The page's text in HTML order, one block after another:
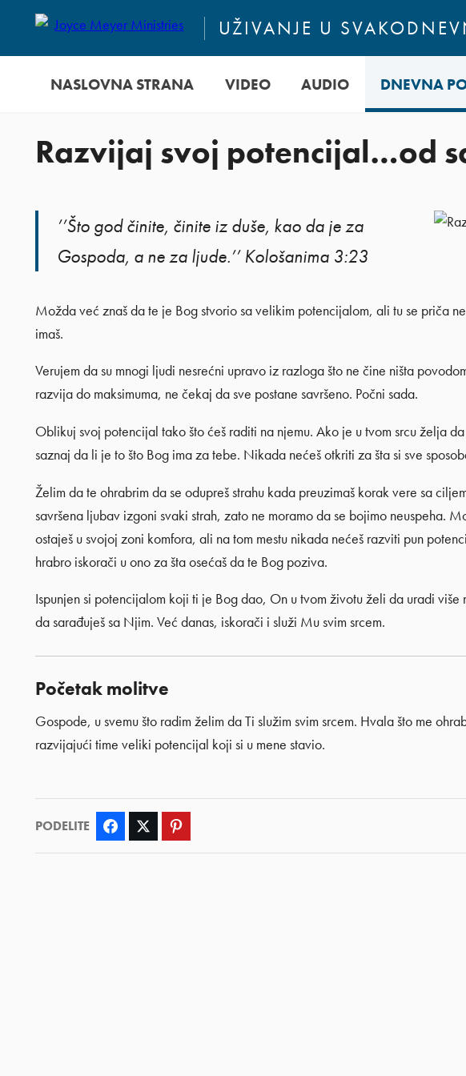
UŽIVANJE U
NASLOVNA STRANA VIDEO AUDIO DNEVNA
Razvijaj svoj potencijal…od
’’Što god činite, činite iz duše, kao da je za
Gospoda, a ne za ljude.’’ Kološanima 3:23
Možda već znaš da te je Bog stvorio sa velikim potencijalom, ali tu se priča
imaš.
Verujem da su mnogi ljudi nesrećni upravo iz razloga što ne čine ništa
razvija do maksimuma, ne čekaj da sve postane savršeno. Počni sada.
Oblikuj svoj potencijal tako što ćeš raditi na njemu. Ako je u tvom srcu želja
saznaj da li je to što Bog ima za tebe. Nikada nećeš otkriti za šta si sve
Želim da te ohrabrim da se odupreš strahu kada preuzimaš korak vere sa
savršena ljubav izgoni svaki strah, zato ne moramo da se bojimo neuspeha.
ostaješ u svojoj zoni komfora, ali na tom mestu nikada nećeš razviti pun
hrabro iskorači u ono za šta osećaš da te Bog poziva.
Ispunjen si potencijalom koji ti je Bog dao, On u tvom životu želi da uradi
da sarađuješ sa Njim. Već danas, iskorači i služi Mu svim srcem.
Početak molitve
Gospode, u svemu što radim želim da Ti služim svim srcem. Hvala što me
razvijajući time veliki potencijal koji si u mene stavio.
PODELITE Facebook Twitter